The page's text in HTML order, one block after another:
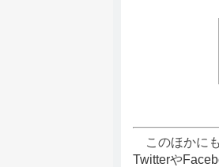
このほかにも
Twitterや